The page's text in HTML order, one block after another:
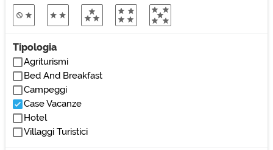
Tipologia
Agriturismi
Bed And Breakfast
Campeggi
Case Vacanze
Hotel
Villaggi Turistici